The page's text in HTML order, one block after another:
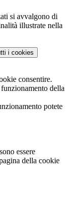
si avvalgono di
illustrate nella
i cookies
consentire.
della
potete
essere
della cookie